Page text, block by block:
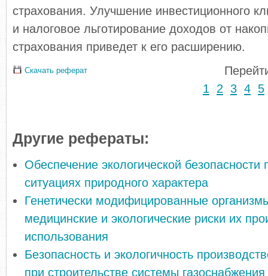
страхова­ния. Улучшение инвестиционного
и налоговое льготирование доходов от
страхования приведет к его расширению.
Скачать реферат
1
2 3 4 5
Другие рефераты:
Обеспечение экологической
ситуациях природного характера
Генетически модифицированные
медицинские и экологические риски их
использования
Безопасность и экологичность
при строительстве системы газоснабжения